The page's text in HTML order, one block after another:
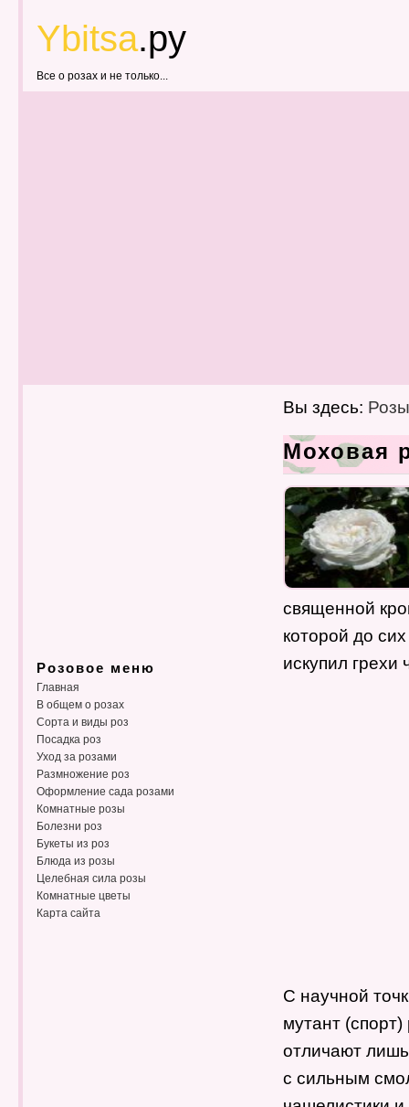
Ybitsa.ру
Все о розах и не только...
Розовое меню
Главная
В общем о розах
Сорта и виды роз
Посадка роз
Уход за розами
Размножение роз
Оформление сада розами
Комнатные розы
Болезни роз
Букеты из роз
Блюда из розы
Целебная сила розы
Комнатные цветы
Карта сайта
Вы здесь: Розы
Моховая
священной
которой до
искупил грехи
С научной
мутант
отличают
с сильным